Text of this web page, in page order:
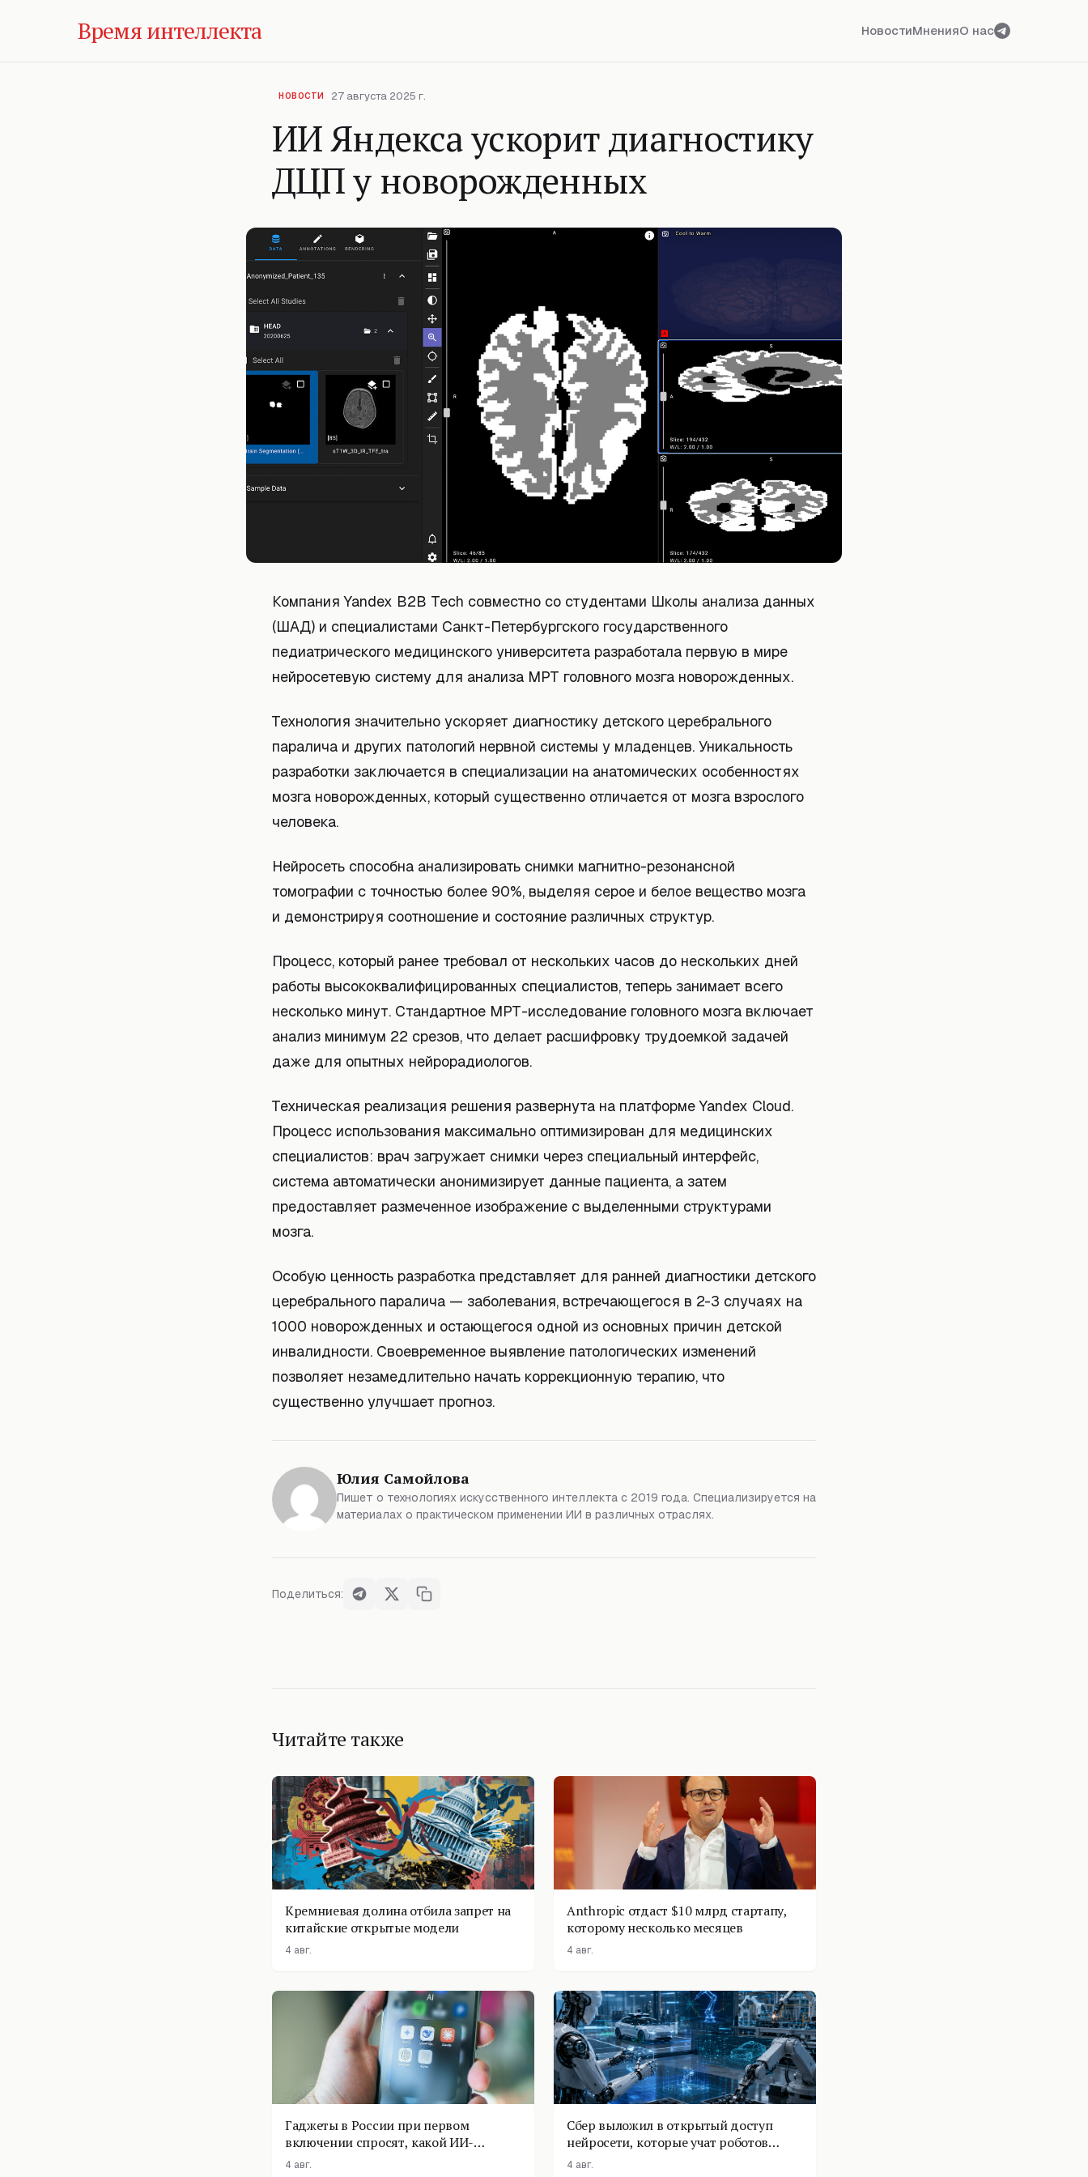
Время интеллекта НовостиМненияО нас
НОВОСТИ 27 августа 2025 г.
ИИ Яндекса ускорит диагностику
ДЦП у новорожденных
Компания Yandex B2B Tech совместно со студентами Школы анализа данных
(ШАД) и специалистами Санкт-Петербургского государственного
педиатрического медицинского университета разработала первую в мире
нейросетевую систему для анализа МРТ головного мозга новорожденных.
Технология значительно ускоряет диагностику детского церебрального
паралича и других патологий нервной системы у младенцев. Уникальность
разработки заключается в специализации на анатомических особенностях
мозга новорожденных, который существенно отличается от мозга взрослого
человека.
Нейросеть способна анализировать снимки магнитно-резонансной
томографии с точностью более 90%, выделяя серое и белое вещество мозга
и демонстрируя соотношение и состояние различных структур.
Процесс, который ранее требовал от нескольких часов до нескольких дней
работы высококвалифицированных специалистов, теперь занимает всего
несколько минут. Стандартное МРТ-исследование головного мозга включает
анализ минимум 22 срезов, что делает расшифровку трудоемкой задачей
даже для опытных нейрорадиологов.
Техническая реализация решения развернута на платформе Yandex Cloud.
Процесс использования максимально оптимизирован для медицинских
специалистов: врач загружает снимки через специальный интерфейс,
система автоматически анонимизирует данные пациента, а затем
предоставляет размеченное изображение с выделенными структурами
мозга.
Особую ценность разработка представляет для ранней диагностики детского
церебрального паралича — заболевания, встречающегося в 2-3 случаях на
1000 новорожденных и остающегося одной из основных причин детской
инвалидности. Своевременное выявление патологических изменений
позволяет незамедлительно начать коррекционную терапию, что
существенно улучшает прогноз.
Юлия Самойлова
Пишет о технологиях искусственного интеллекта с 2019 года. Специализируется на
материалах о практическом применении ИИ в различных отраслях.
Поделиться:
Читайте также
Кремниевая долина отбила запрет на
китайские открытые модели
4 авг.
Anthropic отдаст $10 млрд стартапу,
которому несколько месяцев
4 авг.
Гаджеты в России при первом
включении спросят, какой ИИ-
помощник поставить
4 авг.
Сбер выложил в открытый доступ
нейросети, которые учат роботов
физике
4 авг.